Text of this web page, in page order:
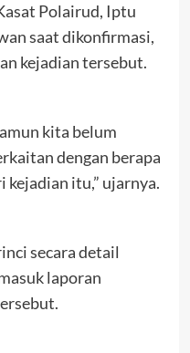
Polairud, Iptu
saat dikonfirmasi,
kejadian tersebut.
kita belum
dengan berapa
kejadian itu,” ujarnya.
secara detail
laporan